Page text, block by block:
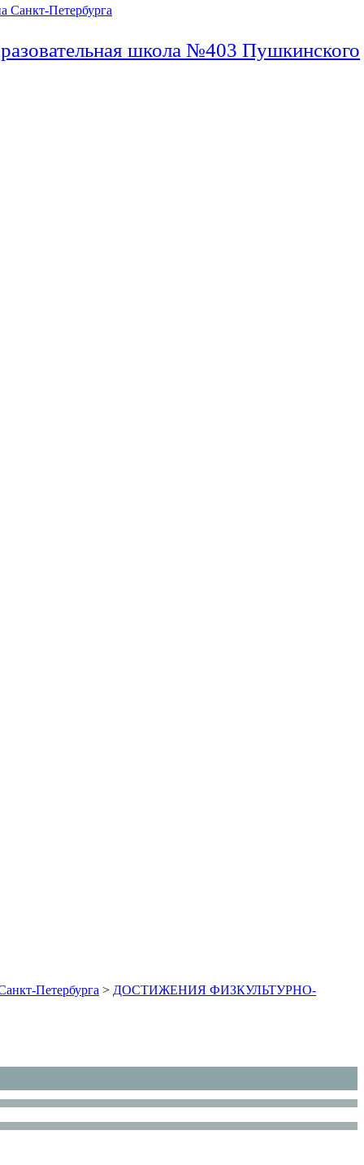
школа №403 Пушкинского
Петербурга > ДОСТИЖЕНИЯ ФИЗКУЛЬТУРНО-